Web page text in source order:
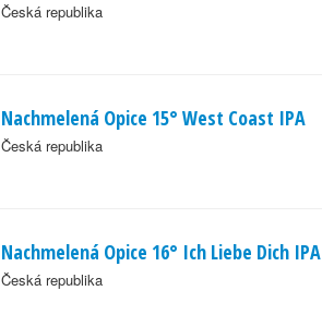
Česká republika
Nachmelená Opice 15° West Coast IPA
Česká republika
Nachmelená Opice 16° Ich Liebe Dich IPA
Česká republika